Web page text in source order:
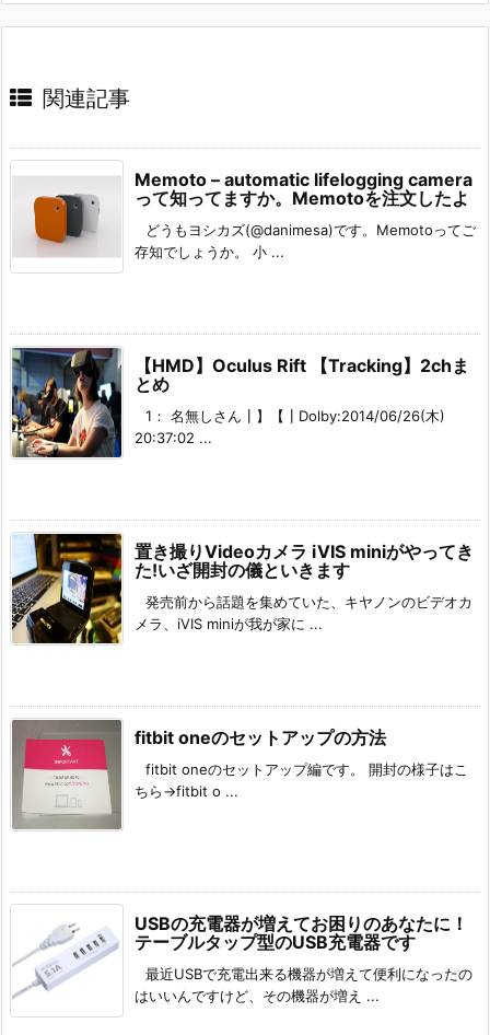
関連記事
Memoto – automatic lifelogging camera
って知ってますか。Memotoを注文したよ
どうもヨシカズ(@danimesa)です。Memotoってご
存知でしょうか。 小 ...
【HMD】Oculus Rift 【Tracking】2chま
とめ
1： 名無しさん┃】【┃Dolby:2014/06/26(木)
20:37:02 ...
置き撮りVideoカメラ iVIS miniがやってき
た!いざ開封の儀といきます
発売前から話題を集めていた、キヤノンのビデオカ
メラ、iVIS miniが我が家に ...
fitbit oneのセットアップの方法
fitbit oneのセットアップ編です。 開封の様子はこ
ちら→fitbit o ...
USBの充電器が増えてお困りのあなたに！
テーブルタップ型のUSB充電器です
最近USBで充電出来る機器が増えて便利になったの
はいいんですけど、その機器が増え ...